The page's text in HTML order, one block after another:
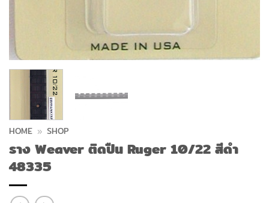
HOME » SHOP
ราง Weaver ติดปืน Ruger 10/22 สีดำ
48335